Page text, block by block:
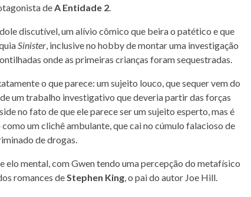
deA Entidade 2.
discutível, um alívio cômico que beira o patético e que
Sinister, inclusive no hobby de montar uma investigação
onde as primeiras crianças foram sequestradas.
o que parece: um sujeito louco, que sequer vem do
um trabalho investigativo que deveria partir das forças
no fato de que ele parece ser um sujeito esperto, mas é
um clichê ambulante, que cai no cúmulo falacioso de
de drogas.
elo mental, com Gwen tendo uma percepção do metafísico
romances deStephen King, o pai do autor Joe Hill.